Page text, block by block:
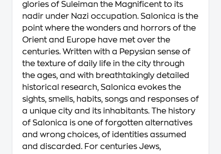
glories of Suleiman the Magnificent to its
nadir under Nazi occupation. Salonica is the
point where the wonders and horrors of the
Orient and Europe have met over the
centuries. Written with a Pepysian sense of
the texture of daily life in the city through
the ages, and with breathtakingly detailed
historical research, Salonica evokes the
sights, smells, habits, songs and responses of
a unique city and its inhabitants. The history
of Salonica is one of forgotten alternatives
and wrong choices, of identities assumed
and discarded. For centuries Jews,